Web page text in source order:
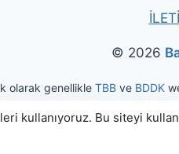
© 2026
olarak genellikle TBB ve BDDK
Kullanım Koşulları|
kullanıyoruz. Bu siteyi